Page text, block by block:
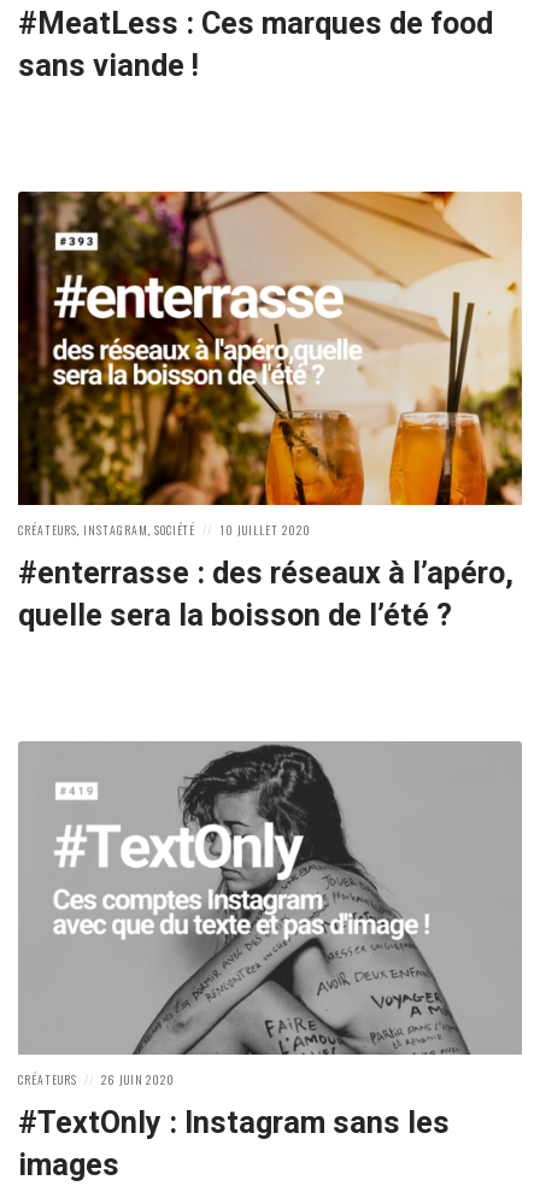
#MeatLess : Ces marques de food
sans viande !
POSTED
CRÉATEURS, INSTAGRAM, SOCIÉTÉ
POSTED
10 JUILLET 2020
#enterrasse : des réseaux à l’apéro,
quelle sera la boisson de l’été ?
POSTED
CRÉATEURS
POSTED
26 JUIN 2020
#TextOnly : Instagram sans les
images